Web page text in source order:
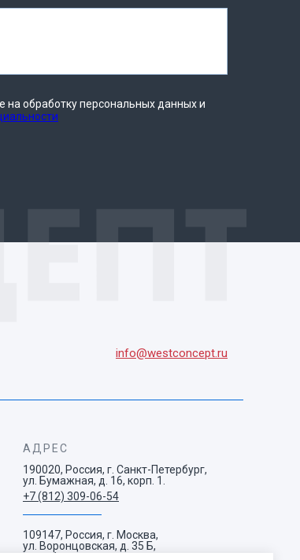
на обработку персональных данных и
АДРЕС
190020, Россия, г. Санкт-Петербург,
ул. Бумажная, д. 16, корп. 1.
+7 (812) 309-06-54
109147, Россия, г. Москва,
ул. Воронцовская, д. 35 Б,
корп. 1.
info@westconcept.ru